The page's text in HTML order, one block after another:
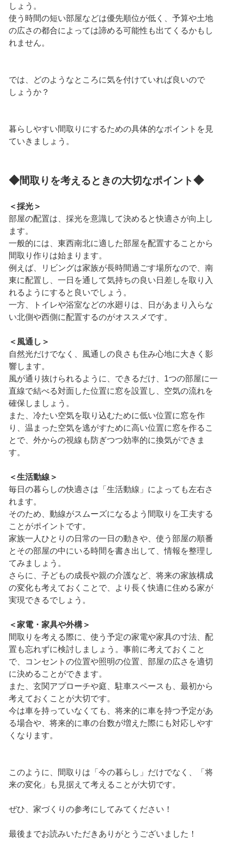
しょう。
使う時間の短い部屋などは優先順位が低く、予算や土地
の広さの都合によっては諦める可能性も出てくるかもし
れません。
では、どのようなところに気を付けていれば良いので
しょうか？
暮らしやすい間取りにするための具体的なポイントを見
ていきましょう。
◆間取りを考えるときの大切なポイント◆
＜採光＞
部屋の配置は、採光を意識して決めると快適さが向上し
ます。
一般的には、東西南北に適した部屋を配置することから
間取り作りは始まります。
例えば、リビングは家族が長時間過ごす場所なので、南
東に配置し、一日を通して気持ちの良い日差しを取り入
れるようにすると良いでしょう。
一方、トイレや浴室などの水廻りは、日があまり入らな
い北側や西側に配置するのがオススメです。
＜風通し＞
自然光だけでなく、風通しの良さも住み心地に大きく影
響します。
風が通り抜けられるように、できるだけ、1つの部屋に一
直線で結べる対面した位置に窓を設置し、空気の流れを
確保しましょう。
また、冷たい空気を取り込むために低い位置に窓を作
り、温まった空気を逃がすために高い位置に窓を作るこ
とで、外からの視線も防ぎつつ効率的に換気ができま
す。
＜生活動線＞
毎日の暮らしの快適さは「生活動線」によっても左右さ
れます。
そのため、動線がスムーズになるよう間取りを工夫する
ことがポイントです。
家族一人ひとりの日常の一日の動きや、使う部屋の順番
とその部屋の中にいる時間を書き出して、情報を整理し
てみましょう。
さらに、子どもの成長や親の介護など、将来の家族構成
の変化も考えておくことで、より長く快適に住める家が
実現できるでしょう。
＜家電・家具や外構＞
間取りを考える際に、使う予定の家電や家具の寸法、配
置も忘れずに検討しましょう。事前に考えておくこと
で、コンセントの位置や照明の位置、部屋の広さを適切
に決めることができます。
また、玄関アプローチや庭、駐車スペースも、最初から
考えておくことが大切です。
今は車を持っていなくても、将来的に車を持つ予定があ
る場合や、将来的に車の台数が増えた際にも対応しやす
くなります。
このように、間取りは「今の暮らし」だけでなく、「将
来の変化」も見据えて考えることが大切です。
ぜひ、家づくりの参考にしてみてください！
最後までお読みいただきありがとうございました！